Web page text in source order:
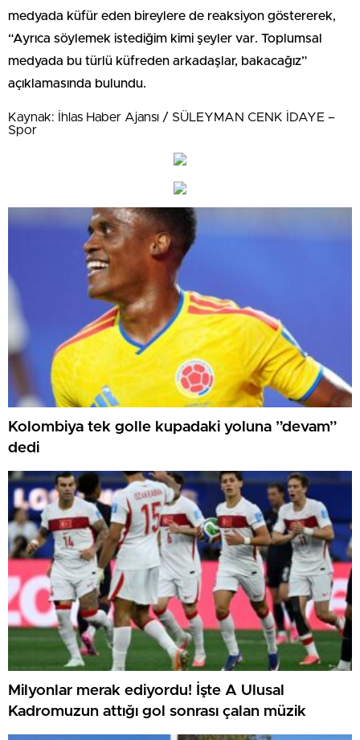
medyada küfür eden bireylere de reaksiyon göstererek,
“Ayrıca söylemek istediğim kimi şeyler var. Toplumsal
medyada bu türlü küfreden arkadaşlar, bakacağız”
açıklamasında bulundu.
Kaynak: İhlas Haber Ajansı / SÜLEYMAN CENK İDAYE –
Spor
Kolombiya tek golle kupadaki yoluna ”devam”
dedi
Milyonlar merak ediyordu! İşte A Ulusal
Kadromuzun attığı gol sonrası çalan müzik